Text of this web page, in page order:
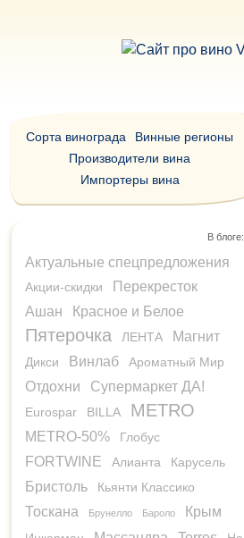
Сорта винограда
Винные регионы
Производители вина
Импортеры вина
В блоге:
Актуальные спецпредложения
Акции-скидки
Перекресток
Ашан
Красное и Белое
Пятерочка ЛЕНТА Магнит
Дикси Винлаб Ароматный Мир
Отдохни Супермаркет ДА!
Eurospar BILLA METRO
METRO-50% Глобус
FORTWINE Алианта Карусель
Бристоль Кьянти Классико
Тоскана Брунелло Бароло Крым